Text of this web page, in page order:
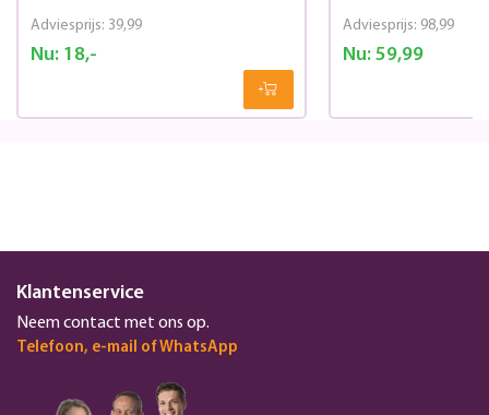
Nu:18,-
Adviesprijs: 39,99
Nu:59,99
Adviesprijs: 98,99
Klantenservice
Neem contact met ons op.
Telefoon, e-mail of WhatsApp